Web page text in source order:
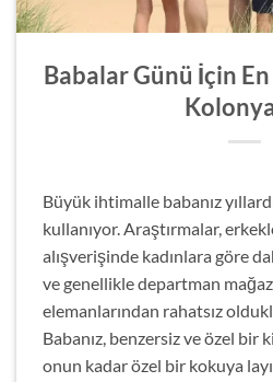
Babalar Günü İçin
Büyük ihtimalle babanız
kullanıyor. Araştırmalar,
alışverişinde kadınlara göre
ve genellikle departman
elemanlarından rahatsız
Babanız, benzersiz ve özel bir
onun kadar özel bir kokuya